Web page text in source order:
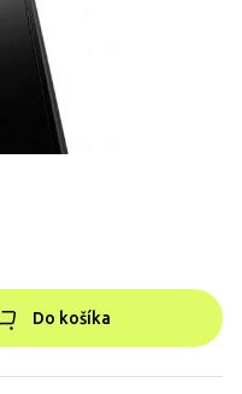
Do košíka